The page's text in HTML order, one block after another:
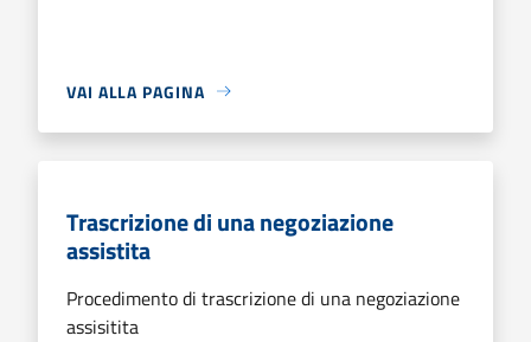
VAI ALLA PAGINA
Trascrizione di una negoziazione
assistita
Procedimento di trascrizione di una negoziazione
assisitita